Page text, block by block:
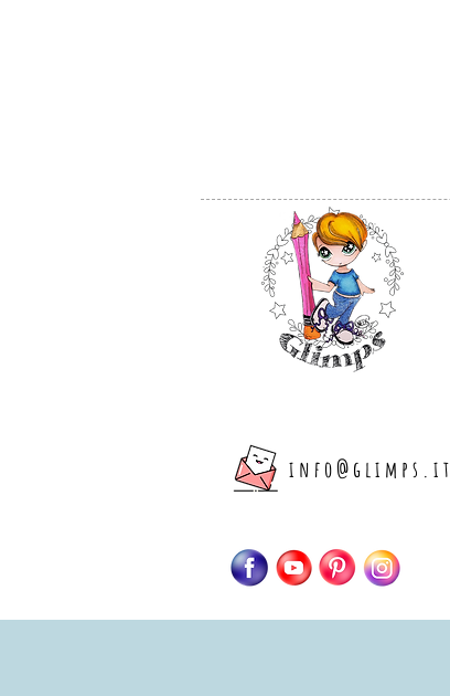
info@glimps.it